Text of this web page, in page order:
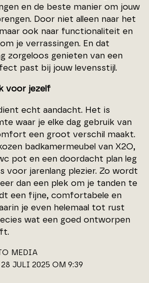
en de beste manier om jouw
Door niet alleen naar het
ook naar functionaliteit en
je verrassingen. En dat
zorgeloos genieten van een
past bij jouw levensstijl.
voor jezelf
echt aandacht. Het is
waar je elke dag gebruik van
een groot verschil maakt.
badkamermeubel van X2O,
pot en een doordacht plan leg
voor jarenlang plezier. Zo wordt
dan een plek om je tanden te
een fijne, comfortabele en
je even helemaal tot rust
wat een goed ontworpen
MEDIA
28 JULI 2025 OM 9:39